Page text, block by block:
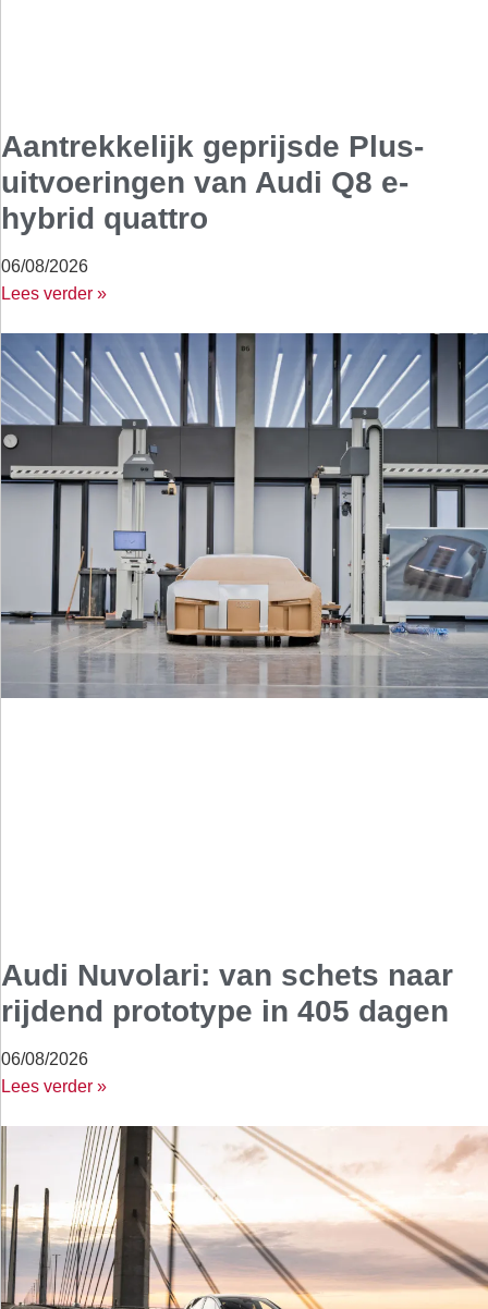
Aantrekkelijk geprijsde Plus-
uitvoeringen van Audi Q8 e-
hybrid quattro
06/08/2026
Lees verder »
Audi Nuvolari: van schets naar
rijdend prototype in 405 dagen
06/08/2026
Lees verder »